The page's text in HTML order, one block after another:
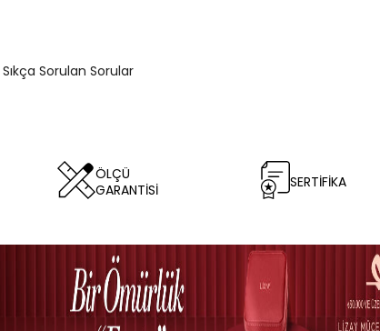
Sorulan Sorular
ÖLÇÜ
GARANTİSİ
SERTİFİKA